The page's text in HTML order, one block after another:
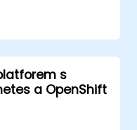
cka
s
a OpenShift